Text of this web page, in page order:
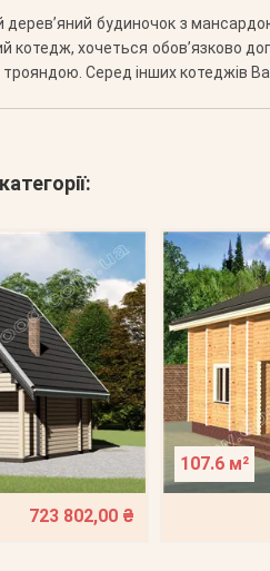
будиночок з
котедж, хочеться обов’язково
Серед інших котеджів
723 802,00 ₴
107.6 м²